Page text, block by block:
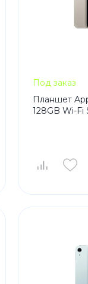
Под заказ
Планшет
128GB Wi-Fi